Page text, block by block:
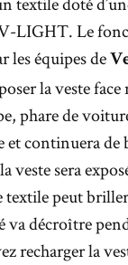
LIGHT. Le
les équipes de
la veste
phare de
continuera de
veste sera
peut
décroître
recharger la